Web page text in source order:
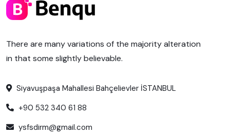
There are many variations of the majority alteration
in that some slightly believable.
Siyavuşpaşa Mahallesi Bahçelievler İSTANBUL
+90 532 340 61 88
ysfsdirm@gmail.com